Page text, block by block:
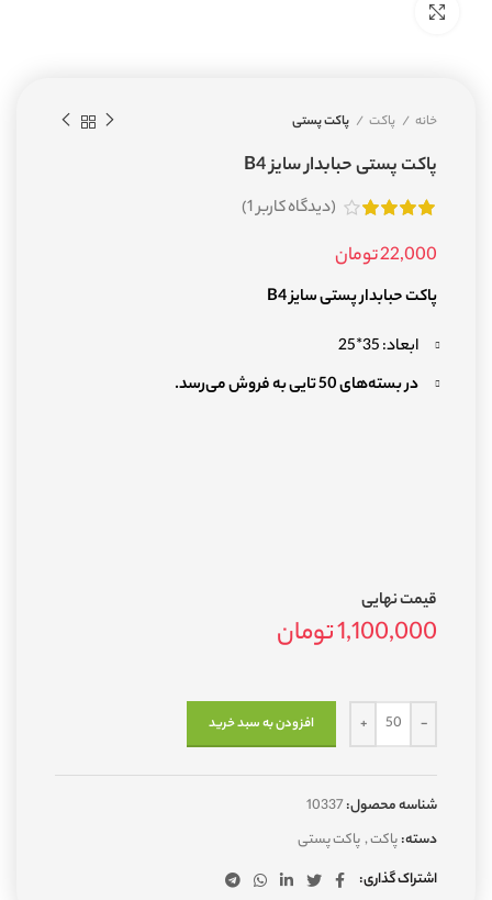
خانه پاکت پاکت پستی
پاکت پستی حبابدار سایز B4
(دیدگاه کاربر1
)
22,000تومان
پاکت حبابدار پستی سایز B4
ابعاد: 35*25
در بسته‌های 50 تایی به فروش می‌رسد.
قیمت نهایی
1,100,000تومان
افزودن به سبد خرید
شناسه محصول:10337
دسته:پاکت,پاکت پستی
اشتراک گذاری